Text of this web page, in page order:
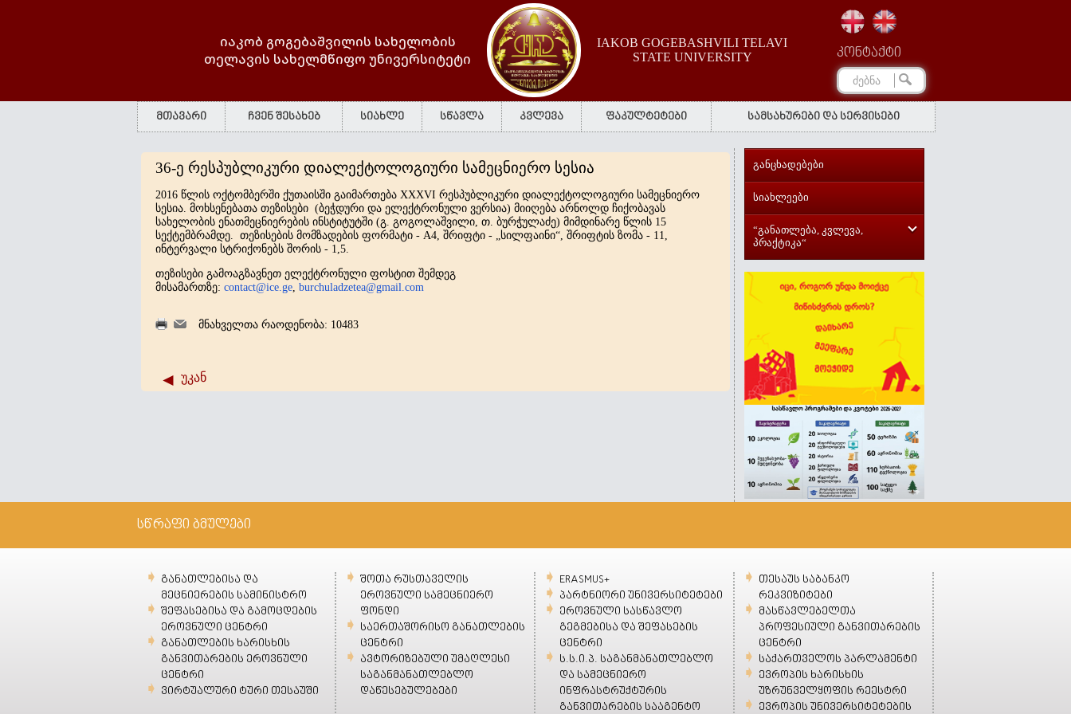
იაკობ გოგებაშვილის სახელობის
თელავის სახელმწიფო უნივერსიტეტი
IAKOB GOGEBASHVILI TELAVI
STATE UNIVERSITY
კონტაქტი
მთავარი ჩვენ შესახებ სიახლე სწავლა კვლევა ფაკულტეტები სამსახურები და სერვისები
36-ე რესპუბლიკური დიალექტოლოგიური სამეცნიერო სესია
2016 წლის ოქტომბერში ქუთაისში გაიმართება XXXVI რესპუბლიკური დიალექტოლოგიური სამეცნიერო
სესია. მოხსენებათა თეზისები (ბეჭდური და ელექტრონული ვერსია) მიიღება არნოლდ ჩიქობავას
სახელობის ენათმეცნიერების ინსტიტუტში (გ. გოგოლაშვილი, თ. ბურჭულაძე) მიმდინარე წლის 15
სექტემბრამდე. თეზისების მომზადების ფორმატი - A4, შრიფტი - „სილფაინი“, შრიფტის ზომა - 11,
ინტერვალი სტრიქონებს შორის - 1,5.
თეზისები გამოაგზავნეთ ელექტრონული ფოსტით შემდეგ
მისამართზე: contact@ice.ge, burchuladzetea@gmail.com
მნახველთა რაოდენობა: 10483
უკან
განცხადებები
სიახლეები
“განათლება, კვლევა,
პრაქტიკა“
სწრაფი ბმულები
განათლებისა და
მეცნიერების სამინისტრო
შეფასებისა და გამოცდების
ეროვნული ცენტრი
განათლების ხარისხის
განვითარების ეროვნული
ცენტრი
ვირტუალური ტური თესაუში
შოთა რუსთაველის
ეროვნული სამეცნიერო
ფონდი
საერთაშორისო განათლების
ცენტრი
ავტორიზებული უმაღლესი
საგანმანათლებლო
დაწესებულებები
ERASMUS+
პარტნიორი უნივერსიტეტები
ეროვნული სასწავლო
გეგმებისა და შეფასების
ცენტრი
ს.ს.ი.პ. საგანმანათლებლო
და სამეცნიერო
ინფრასტრუქტურის
განვითარების სააგენტო
თესაუს საბანკო
რეკვიზიტები
მასწავლებელთა
პროფესიული განვითარების
ცენტრი
საქართველოს პარლამენტი
ევროპის ხარისხის
უზრუნველყოფის რეესტრი
ევროპის უნივერსიტეტების